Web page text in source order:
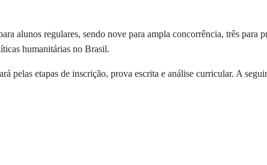
alunos regulares, sendo nove para ampla concorrência, três para
humanitárias no Brasil.
pelas etapas de inscrição, prova escrita e análise curricular. A